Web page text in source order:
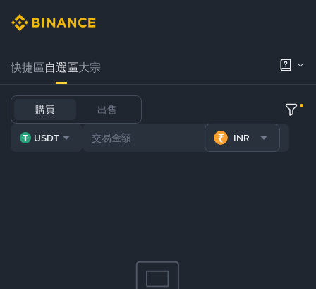
快捷區自選區大宗
購買 出售
USDT INR